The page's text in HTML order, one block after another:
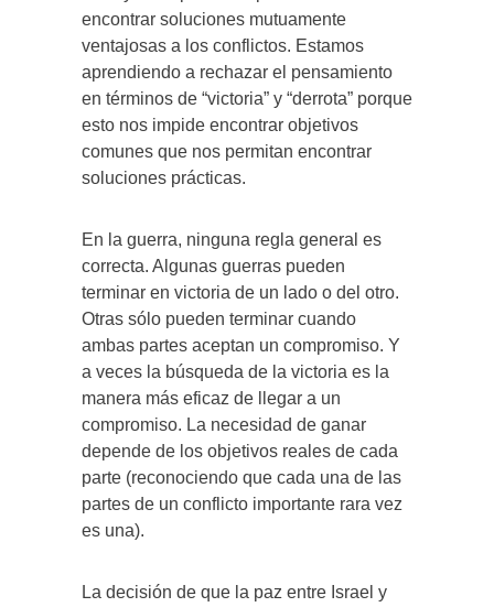
encontrar soluciones mutuamente
ventajosas a los conflictos. Estamos
aprendiendo a rechazar el pensamiento
en términos de “victoria” y “derrota” porque
esto nos impide encontrar objetivos
comunes que nos permitan encontrar
soluciones prácticas.
En la guerra, ninguna regla general es
correcta. Algunas guerras pueden
terminar en victoria de un lado o del otro.
Otras sólo pueden terminar cuando
ambas partes aceptan un compromiso. Y
a veces la búsqueda de la victoria es la
manera más eficaz de llegar a un
compromiso. La necesidad de ganar
depende de los objetivos reales de cada
parte (reconociendo que cada una de las
partes de un conflicto importante rara vez
es una).
La decisión de que la paz entre Israel y